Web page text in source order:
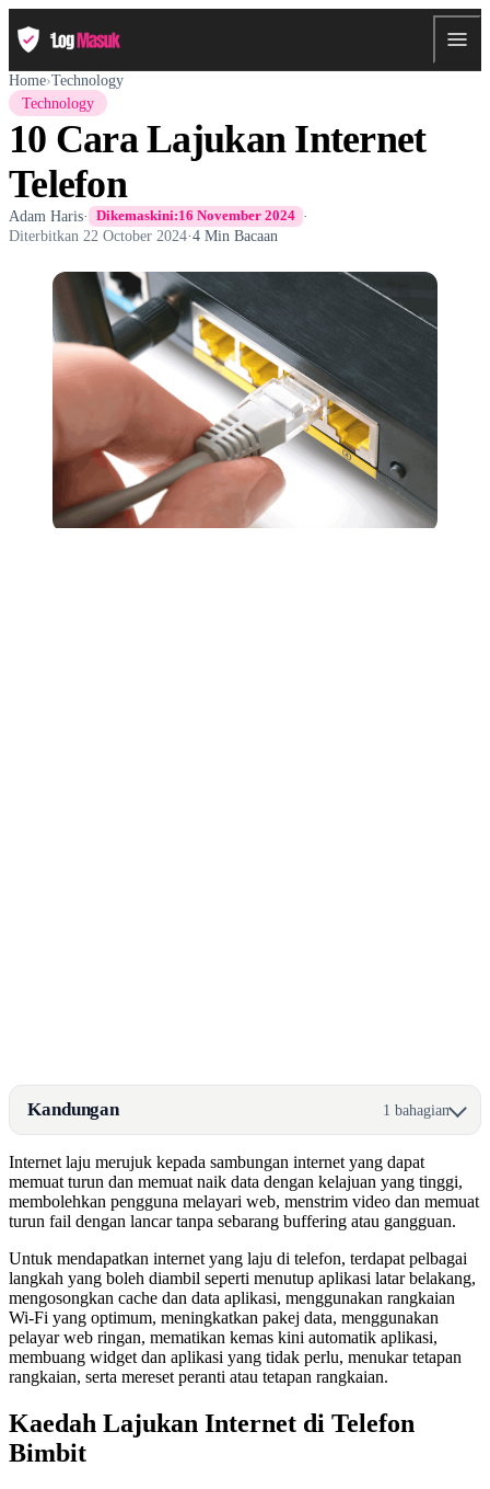
Home›Technology
Technology
10 Cara Lajukan Internet
Telefon
Adam Haris· Dikemaskini:16 November 2024 ·
Diterbitkan 22 October 2024·4 Min Bacaan
Kandungan 1 bahagian
Internet laju merujuk kepada sambungan internet yang dapat
memuat turun dan memuat naik data dengan kelajuan yang tinggi,
membolehkan pengguna melayari web, menstrim video dan memuat
turun fail dengan lancar tanpa sebarang buffering atau gangguan.
Untuk mendapatkan internet yang laju di telefon, terdapat pelbagai
langkah yang boleh diambil seperti menutup aplikasi latar belakang,
mengosongkan cache dan data aplikasi, menggunakan rangkaian
Wi-Fi yang optimum, meningkatkan pakej data, menggunakan
pelayar web ringan, mematikan kemas kini automatik aplikasi,
membuang widget dan aplikasi yang tidak perlu, menukar tetapan
rangkaian, serta mereset peranti atau tetapan rangkaian.
Kaedah Lajukan Internet di Telefon
Bimbit